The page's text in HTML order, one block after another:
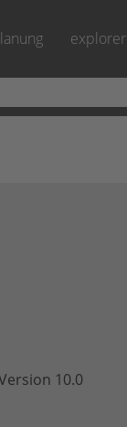
explorer
10.0